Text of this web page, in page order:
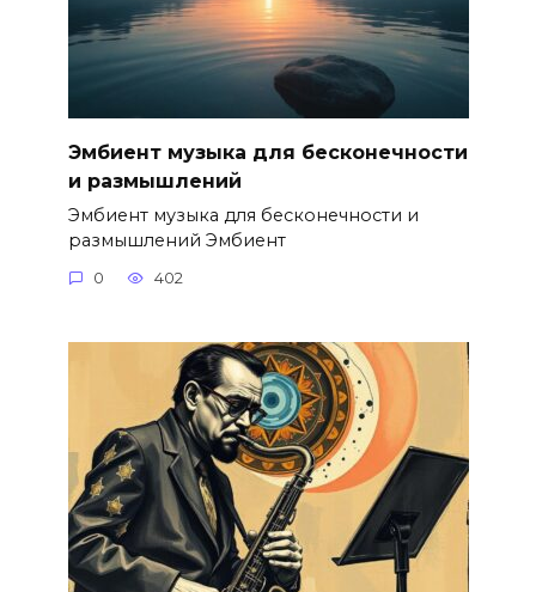
Эмбиент музыка для бесконечности
и размышлений
Эмбиент музыка для бесконечности и
размышлений Эмбиент
0 402